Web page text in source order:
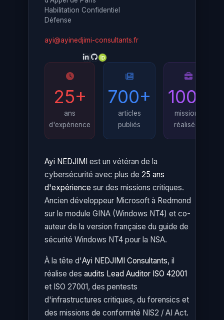
Habilitation Confidentiel
Défense
ayi@ayinedjimi-consultants.fr
25+
ans
d'expérience
700+
articles
publiés
100+
missions
réalisées
Ayi NEDJIMI est un vétéran de la
cybersécurité avec plus de 25 ans
d'expérience sur des missions critiques.
Ancien développeur Microsoft à Redmond
sur le module GINA (Windows NT4) et co-
auteur de la version française du guide de
sécurité Windows NT4 pour la NSA.
À la tête d'Ayi NEDJIMI Consultants, il
réalise des audits Lead Auditor ISO 42001
et ISO 27001, des pentests
d'infrastructures critiques, du forensics et
des missions de conformité NIS2 / AI Act.